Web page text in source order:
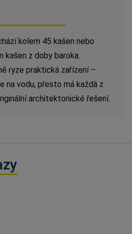
kolem 45 kašen nebo
kašen z doby baroka.
ryze praktická zařízení –
na vodu, přesto má každá z
architektonické řešení.